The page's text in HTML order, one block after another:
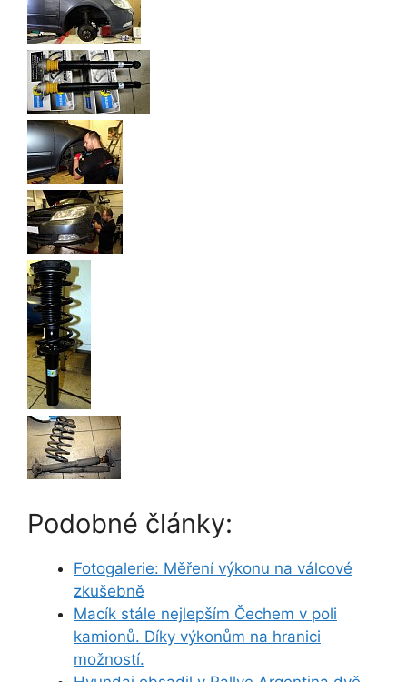
Podobné články:
Fotogalerie: Měření výkonu na válcové
zkušebně
Macík stále nejlepším Čechem v poli
kamionů. Díky výkonům na hranici
možností.